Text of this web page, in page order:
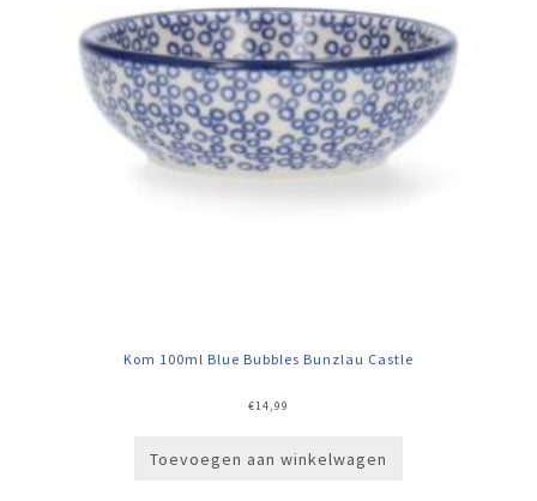
Kom 100ml Blue Bubbles Bunzlau Castle
€14,99
Toevoegen aan winkelwagen